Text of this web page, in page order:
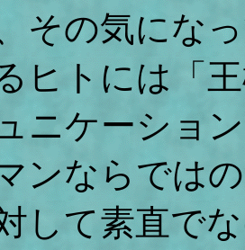
その気にな
ヒトには「
ニケーショ
ンならでは
して素直で